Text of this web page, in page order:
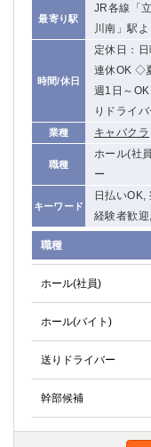
最寄り駅
JR各線「
川南」駅
時間/休日
定休日：
連休OK ◇
週1日～
りドライ
業種 キャバクラ
職種
ホール(社
ー
キーワード
日払いOK,
経験者歓
職種
ホール(社員)
ホール(バイト)
送りドライバー
幹部候補